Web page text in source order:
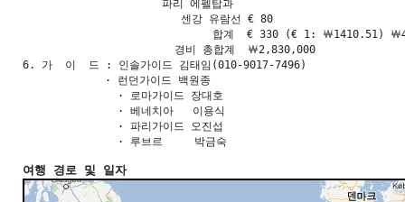
                      파리 에펠탑과
                         센강 유람선 € 80
합계  € 330 (€ 1: ￦1410.51) ￦
                        경비 총합계  ￦2,830,000
6. 가  이  드 : 인솔가이드 김태임(010-9017-7496)
             · 런던가이드 백원종
               · 로마가이드 장대호
               · 베네치아   이용식
               · 파리가이드 오진섭
               · 루브르     박금숙
여행 경로 및 일자